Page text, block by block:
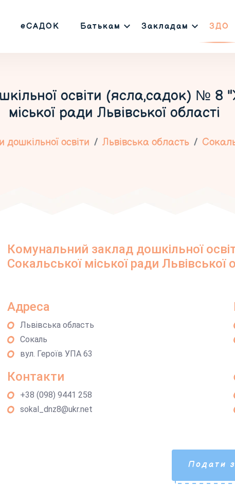
еСАДОК Батькам Закладам ЗДО
освіти (ясла,садок) № 8
міської ради Львівської області
освіти Львівська область
Комунальний заклад дошкільної
Сокальської міської ради Львівської
Адреса
Львівська область
Сокаль
вул. Героїв УПА 63
Контакти
+38 (098) 9441 258
sokal_dnz8@ukr.net
Подати